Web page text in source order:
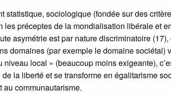
statistique, sociologique (fondée sur des
les préceptes de la mondialisation libérale et
asymétrie est par nature discriminatoire
domaines (par exemple le domaine sociétal)
niveau local » (beaucoup moins exigeante),
de la liberté et se transforme en égalitarisme
au communautarisme.